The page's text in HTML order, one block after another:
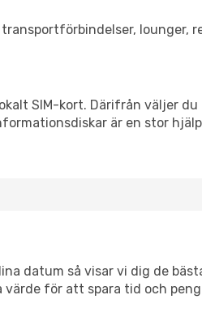
lounger,
SIM-kort. Därifrån väljer
är en stor
datum så visar vi dig de
för att spara tid och